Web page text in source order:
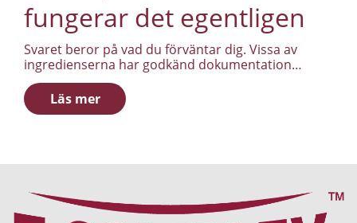
fungerar det egentligen
Svaret beror på vad du förväntar dig. Vissa av
ingredienserna har godkänd dokumentation
bakom sig, andra har tunnare underlag, och ingen
tablett gör jobbet som sömn, träning och kost inte
gör.
Läs mer